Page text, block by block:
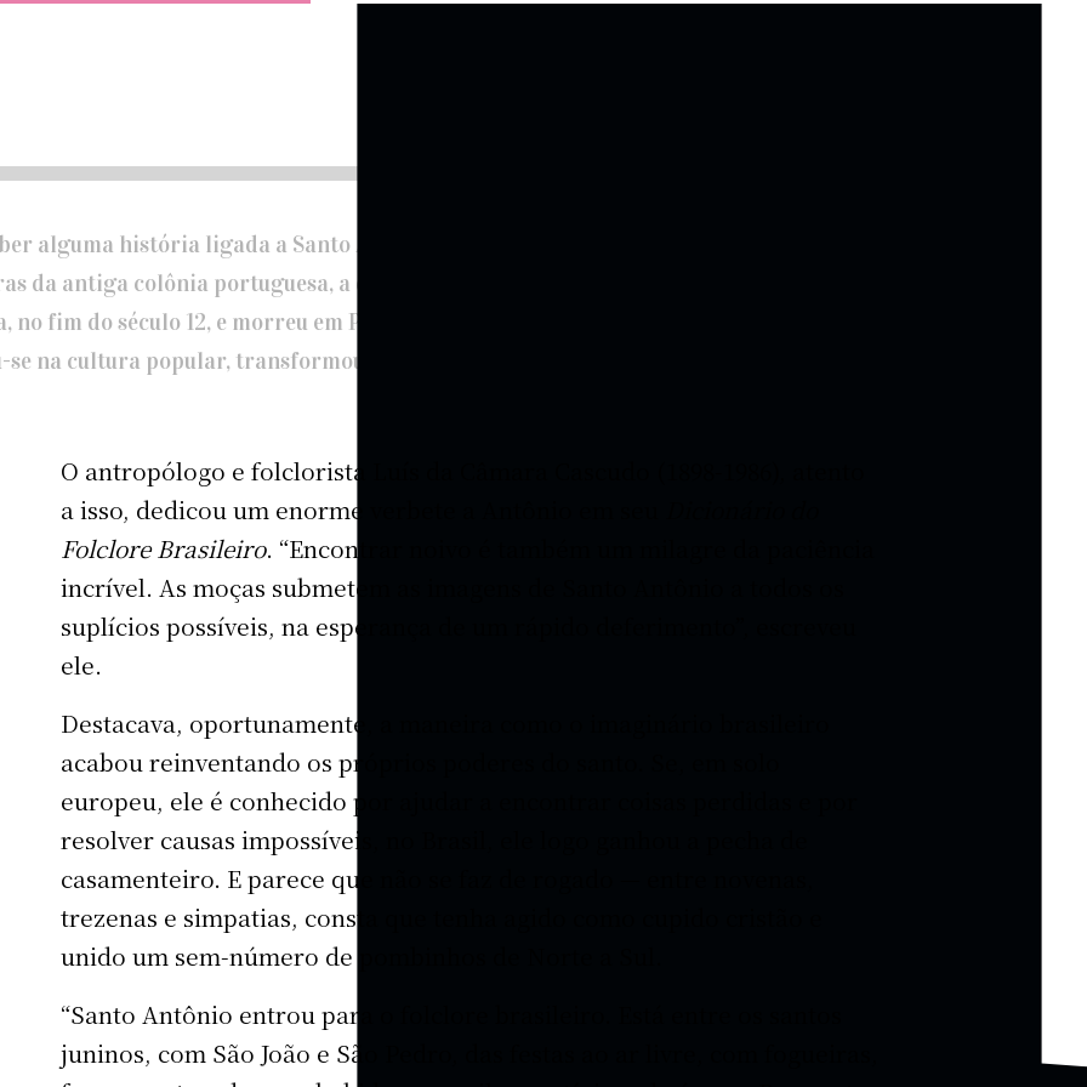
alguma história ligada a Santo Antônio. Basta ser
da antiga colônia portuguesa, a devoção ao frade
fim do século 12, e morreu em Pádua, em 1231, transcendeu
na cultura popular, transformou-se em tradição.
O antropólogo e folclorista Luís da Câmara Cascudo (1898-1986), atento
a isso, dedicou um enorme verbete a Antônio em seu
Folclore Brasileiro. “Encontrar noivo é também um milagre da paciência
incrível. As moças submetem as imagens de Santo Antônio a todos os
suplícios possíveis, na esperança de um rápido deferimento”, escreveu
ele.
Destacava, oportunamente, a maneira como o imaginário brasileiro
acabou reinventando os próprios poderes do santo. Se, em solo
europeu, ele é conhecido por ajudar a encontrar coisas perdidas e por
resolver causas impossíveis, no Brasil, ele logo ganhou a pecha de
casamenteiro. E parece que não se faz de rogado — entre novenas,
trezenas e simpatias, consta que tenha agido como cupido cristão e
unido um sem-número de pombinhos de Norte a Sul.
“Santo Antônio entrou para o folclore brasileiro. Está entre os santos
juninos, com São João e São Pedro, das festas ao ar livre, com fogueiras,